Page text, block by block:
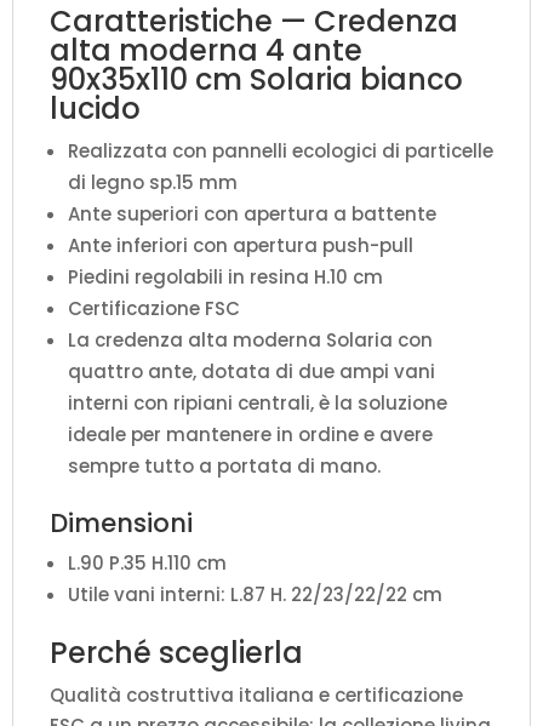
Caratteristiche — Credenza
alta moderna 4 ante
90x35x110 cm Solaria bianco
lucido
Realizzata con pannelli ecologici di particelle
di legno sp.15 mm
Ante superiori con apertura a battente
Ante inferiori con apertura push-pull
Piedini regolabili in resina H.10 cm
Certificazione FSC
La credenza alta moderna Solaria con
quattro ante, dotata di due ampi vani
interni con ripiani centrali, è la soluzione
ideale per mantenere in ordine e avere
sempre tutto a portata di mano.
Dimensioni
L.90 P.35 H.110 cm
Utile vani interni: L.87 H. 22/23/22/22 cm
Perché sceglierla
Qualità costruttiva italiana e certificazione